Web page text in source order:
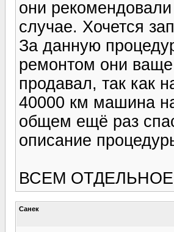
они
случае. Хочется
За данную
ремонтом они
продавал, так как
40000 км машина
общем ещё раз
описание
ВСЕМ
Санек